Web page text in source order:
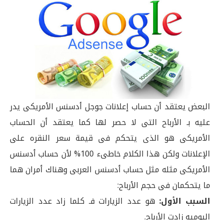
البعض يعتقد أن حساب إعلانات جوجل أدسنس الأمريكى يدر
عليه بـ الأرباح التى لا حصر لها كما يعتقد أن الحساب
الأمريكى هو الذى يتحكم فى قيمة سعر النقره على
الإعلانات ولكن هذا الكلام خاطىء 100% لأن حساب أدسنس
الأمريكى مثله مثل حساب أدسنس العربى وهناك أمران هما
ما يتحكمان فى حجم الأرباح:
السبب الأول: هو عدد الزيارات فـ كلما زاد عدد الزيارات